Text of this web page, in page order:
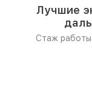
Лучшие
Стаж работы